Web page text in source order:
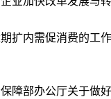
扩内需促消费的工
障部办公厅关于做